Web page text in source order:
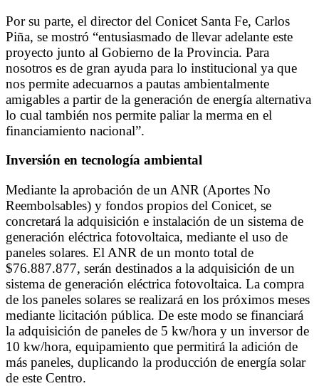
Por su parte, el director del Conicet Santa Fe, Carlos
Piña, se mostró “entusiasmado de llevar adelante este
proyecto junto al Gobierno de la Provincia. Para
nosotros es de gran ayuda para lo institucional ya que
nos permite adecuarnos a pautas ambientalmente
amigables a partir de la generación de energía alternativa
lo cual también nos permite paliar la merma en el
financiamiento nacional”.
Inversión en tecnología ambiental
Mediante la aprobación de un ANR (Aportes No
Reembolsables) y fondos propios del Conicet, se
concretará la adquisición e instalación de un sistema de
generación eléctrica fotovoltaica, mediante el uso de
paneles solares. El ANR de un monto total de
$76.887.877, serán destinados a la adquisición de un
sistema de generación eléctrica fotovoltaica. La compra
de los paneles solares se realizará en los próximos meses
mediante licitación pública. De este modo se financiará
la adquisición de paneles de 5 kw/hora y un inversor de
10 kw/hora, equipamiento que permitirá la adición de
más paneles, duplicando la producción de energía solar
de este Centro.